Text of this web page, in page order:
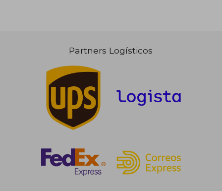
Partners Logísticos